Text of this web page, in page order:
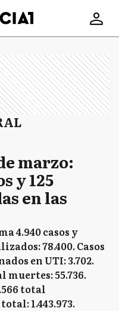
marzo:
y 125
en las
4.940 casos y
78.400. Casos
en UTI: 3.702.
muertes: 55.736.
total
1.443.973.